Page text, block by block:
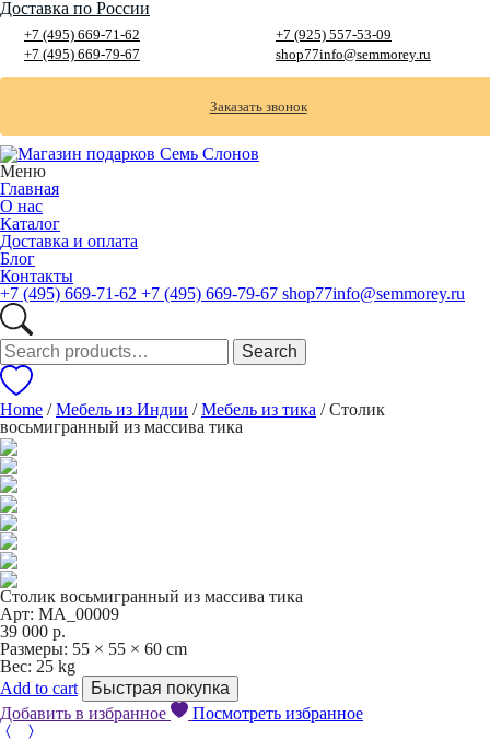
Доставка по России
+7 (495) 669-71-62
+7 (495) 669-79-67
+7 (925) 557-53-09
shop77info@semmorey.ru
Заказать звонок
Меню
Главная
О нас
Каталог
Доставка и оплата
Блог
Контакты
+7 (495) 669-71-62 +7 (495) 669-79-67 shop77info@semmorey.ru
Search
for:
Search
Home /Мебель из Индии /Мебель из тика / Столик
восьмигранный из массива тика
Столик восьмигранный из массива тика
Арт: MA_00009
39 000 р.
Размеры: 55 × 55 × 60 cm
Вес: 25 kg
Add to cart
Быстрая покупка
Добавить в избранное
Посмотреть избранное